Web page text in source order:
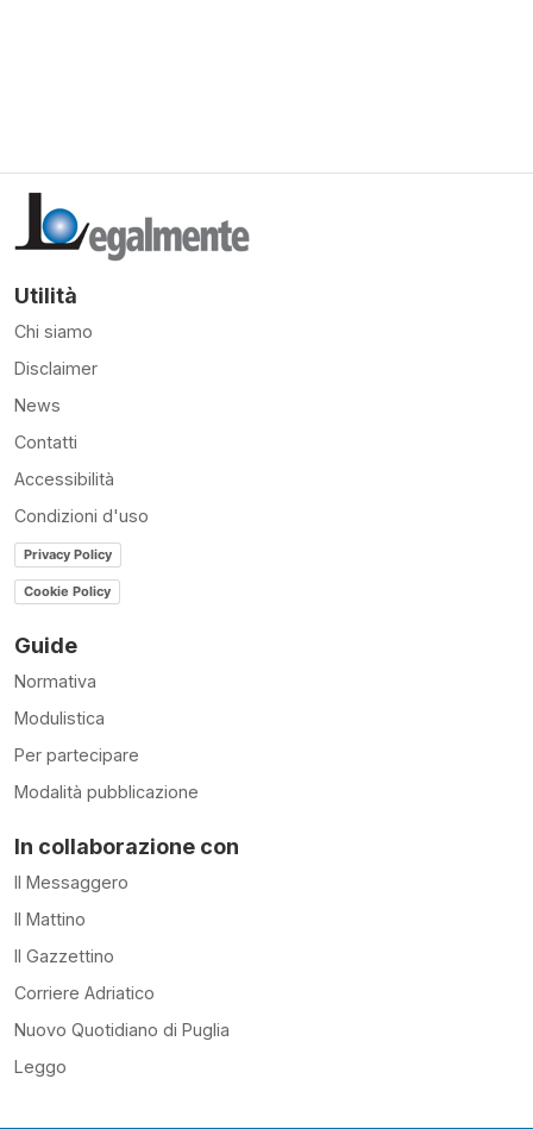
Utilità
Chi siamo
Disclaimer
News
Contatti
Accessibilità
Condizioni d'uso
Privacy Policy
Cookie Policy
Guide
Normativa
Modulistica
Per partecipare
Modalità pubblicazione
In collaborazione con
Il Messaggero
Il Mattino
Il Gazzettino
Corriere Adriatico
Nuovo Quotidiano di Puglia
Leggo